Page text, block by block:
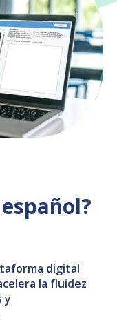
digital
la fluidez
y